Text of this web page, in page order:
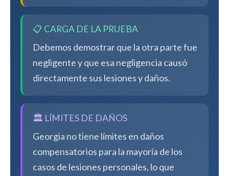
📋 CARGA DE LA PRUEBA
Debemos demostrar que la otra parte fue
negligente y que esa negligencia causó
directamente sus lesiones y daños.
🏛️ LÍMITES DE DAÑOS
Georgia no tiene límites en daños
compensatorios para la mayoría de los
casos de lesiones personales, lo que